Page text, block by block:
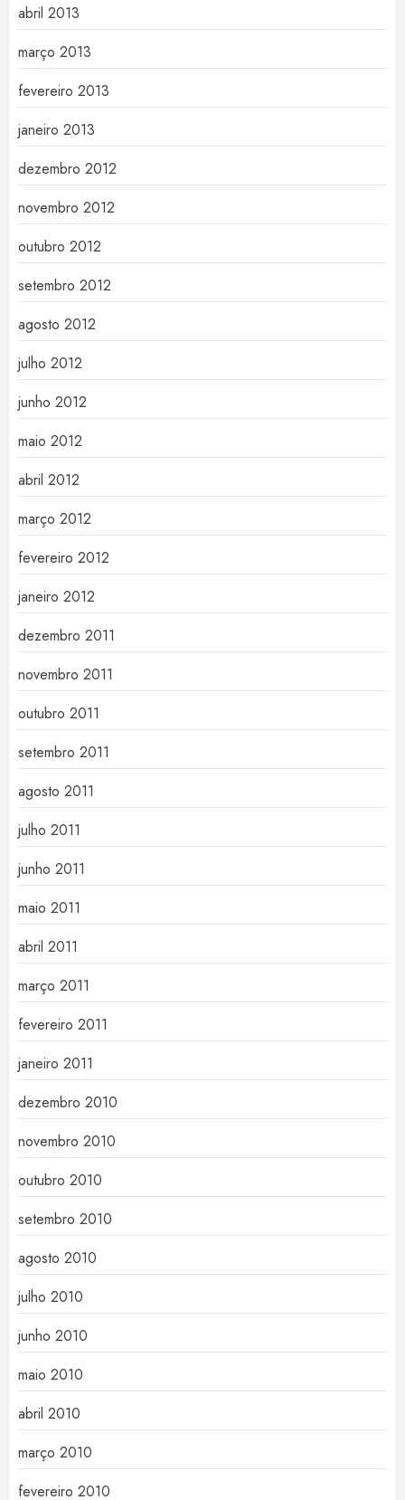
abril 2013
março 2013
fevereiro 2013
janeiro 2013
dezembro 2012
novembro 2012
outubro 2012
setembro 2012
agosto 2012
julho 2012
junho 2012
maio 2012
abril 2012
março 2012
fevereiro 2012
janeiro 2012
dezembro 2011
novembro 2011
outubro 2011
setembro 2011
agosto 2011
julho 2011
junho 2011
maio 2011
abril 2011
março 2011
fevereiro 2011
janeiro 2011
dezembro 2010
novembro 2010
outubro 2010
setembro 2010
agosto 2010
julho 2010
junho 2010
maio 2010
abril 2010
março 2010
fevereiro 2010